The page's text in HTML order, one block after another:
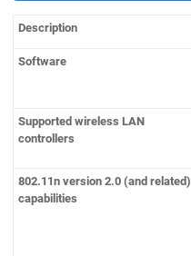
Description
Software
Supported wireless LAN
controllers
802.11n version 2.0 (and related)
capabilities